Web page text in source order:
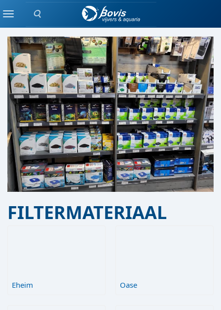
Zoeken
MenuAQUARIUM AFDELING
FILTERMATERIAAL
Eheim Oase